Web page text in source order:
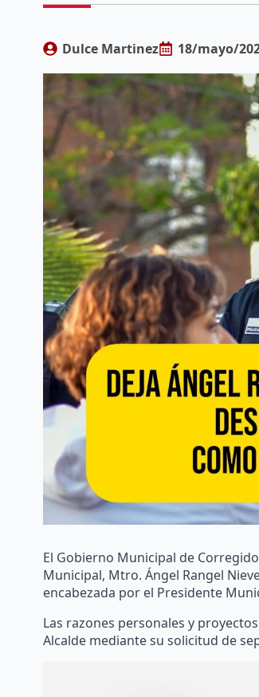
Dulce Martinez 18/mayo/
El Gobierno Municipal de
Municipal, Mtro. Ángel Rangel
encabezada por el Presidente
Las razones personales y
Alcalde mediante su solicitud de